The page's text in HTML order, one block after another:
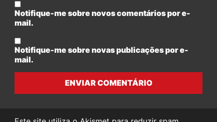
Notifique-me sobre novos comentários por e-
mail.
Notifique-me sobre novas publicações por e-
mail.
ENVIAR COMENTÁRIO